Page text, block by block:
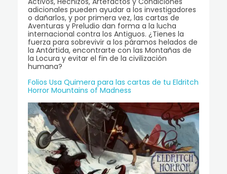
adicionales pueden ayudar a los investigadores
o dañarlos, y por primera vez, las cartas de
Aventuras y Preludio dan forma a la lucha
internacional contra los Antiguos. ¿Tienes la
fuerza para sobrevivir a los páramos helados de
la Antártida, encontrarte con las Montañas de
la Locura y evitar el fin de la civilización
humana?
Folios Usa Quimera para las cartas de tu Eldritch
Horror Mountains of Madness